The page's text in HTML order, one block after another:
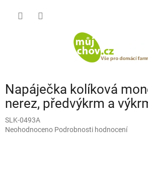
Napáječka kolíková
nerez, předvýkrm a
SLK-0493A
Průměrné
Neohodnoceno Podrobnosti hodnocení